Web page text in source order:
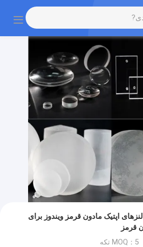
منیزیم فلوراید MgF2 لنزهای اپتیک مادون قرمز ویندوز برای
MOQ：5 تکه